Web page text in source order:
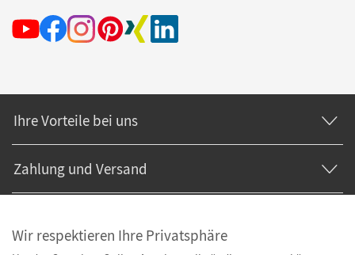
Ihre Vorteile bei uns
Zahlung und Versand
Wir respektieren Ihre Privatsphäre